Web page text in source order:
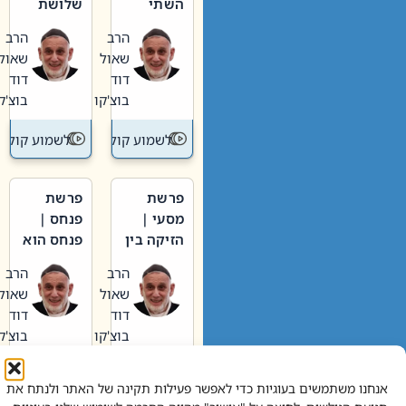
אנחנו משתמשים בעוגיות כדי לאפשר פעילות תקינה של האתר ולנתח את
וערב של
חיינו
הרב
שאול
דוד
בוצ'קו
לשמוע קול תורה – מדרש
האבות
הרב
שאול
דוד
בוצ'קו
לשמוע קול
פרשת
מסעי |
הזיקה בין
הגדול לעם הרב
שאול
דוד
בוצ'קו
לשמוע קול תורה – מדרש
פרשת
פנחס |
פנחס הוא
אליהו: בין
קנאות
הורסת
לקנאות
בונה
הרב
שאול
דוד
בוצ'קו
לשמוע קול